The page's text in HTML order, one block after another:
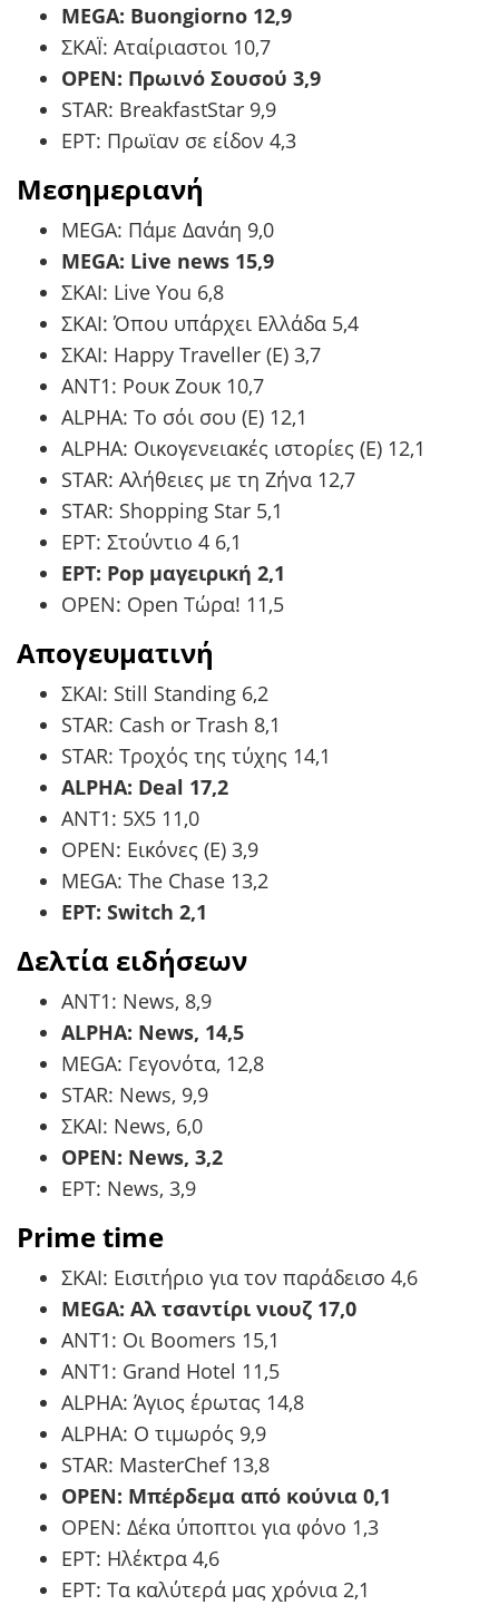
MEGA: Buongiorno 12,9
ΣΚΑΪ: Αταίριαστοι 10,7
OPEN: Πρωινό Σουσού 3,9
STAR: BreakfastStar 9,9
ΕΡΤ: Πρωϊαν σε είδον 4,3
Μεσημεριανή
MEGA: Πάμε Δανάη 9,0
MEGA: Live news 15,9
ΣΚΑΙ: Live You 6,8
ΣΚΑΙ: Όπου υπάρχει Ελλάδα 5,4
ΣΚΑΙ: Happy Traveller (E) 3,7
ANT1: Ρουκ Ζουκ 10,7
ALPHA: Το σόι σου (Ε) 12,1
ALPHA: Οικογενειακές ιστορίες (Ε) 12,1
STAR: Αλήθειες με τη Ζήνα 12,7
STAR: Shopping Star 5,1
ΕΡΤ: Στούντιο 4 6,1
ΕΡΤ: Pop μαγειρική 2,1
OPEN: Open Τώρα! 11,5
Απογευματινή
ΣΚΑΙ: Still Standing 6,2
STAR: Cash or Trash 8,1
STAR: Τροχός της τύχης 14,1
ALPHA: Deal 17,2
ΑΝΤ1: 5Χ5 11,0
OPEN: Εικόνες (Ε) 3,9
MEGA: The Chase 13,2
ΕΡΤ: Switch 2,1
Δελτία ειδήσεων
ΑΝΤ1: News, 8,9
ALPHA: Νews, 14,5
MEGA: Γεγονότα, 12,8
STAR: News, 9,9
ΣΚΑΙ: News, 6,0
OPEN: News, 3,2
ΕΡΤ: News, 3,9
Prime time
ΣΚΑΙ: Εισιτήριο για τον παράδεισο 4,6
MEGA: Αλ τσαντίρι νιουζ 17,0
ΑΝΤ1: Οι Boomers 15,1
ΑΝΤ1: Grand Hotel 11,5
ALPHA: Άγιος έρωτας 14,8
ALPHA: Ο τιμωρός 9,9
STAR: MasterChef 13,8
OPEN: Μπέρδεμα από κούνια 0,1
OPEN: Δέκα ύποπτοι για φόνο 1,3
ΕΡΤ: Ηλέκτρα 4,6
ΕΡΤ: Τα καλύτερά μας χρόνια 2,1